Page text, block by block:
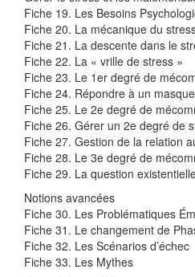
Fiche 19. Les Besoins
Fiche 20. La mécanique du
Fiche 21. La descente dans le
Fiche 22. La « vrille de stress »
Fiche 23. Le 1er degré de
Fiche 24. Répondre à un
Fiche 25. Le 2e degré de
Fiche 26. Gérer un 2e degré de
Fiche 27. Gestion de la relation
Fiche 28. Le 3e degré de
Fiche 29. La question
Notions avancées
Fiche 30. Les Problématiques
Fiche 31. Le changement de
Fiche 32. Les Scénarios d’échec
Fiche 33. Les Mythes